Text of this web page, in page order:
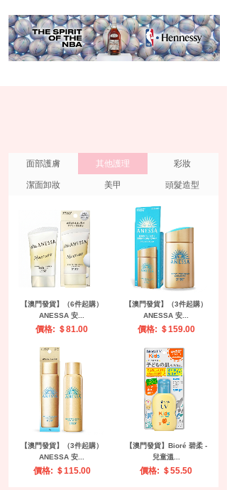
面部護膚 其他護理 彩妝
潔面卸妝 美甲 頭髮造型
【澳門發貨】（6件起購）
ANESSA 安...
價格: ＄81.00
【澳門發貨】（3件起購）
ANESSA 安...
價格: ＄159.00
【澳門發貨】（3件起購）
ANESSA 安...
價格: ＄115.00
【澳門發貨】Bioré 碧柔 -
兒童溫...
價格: ＄55.50